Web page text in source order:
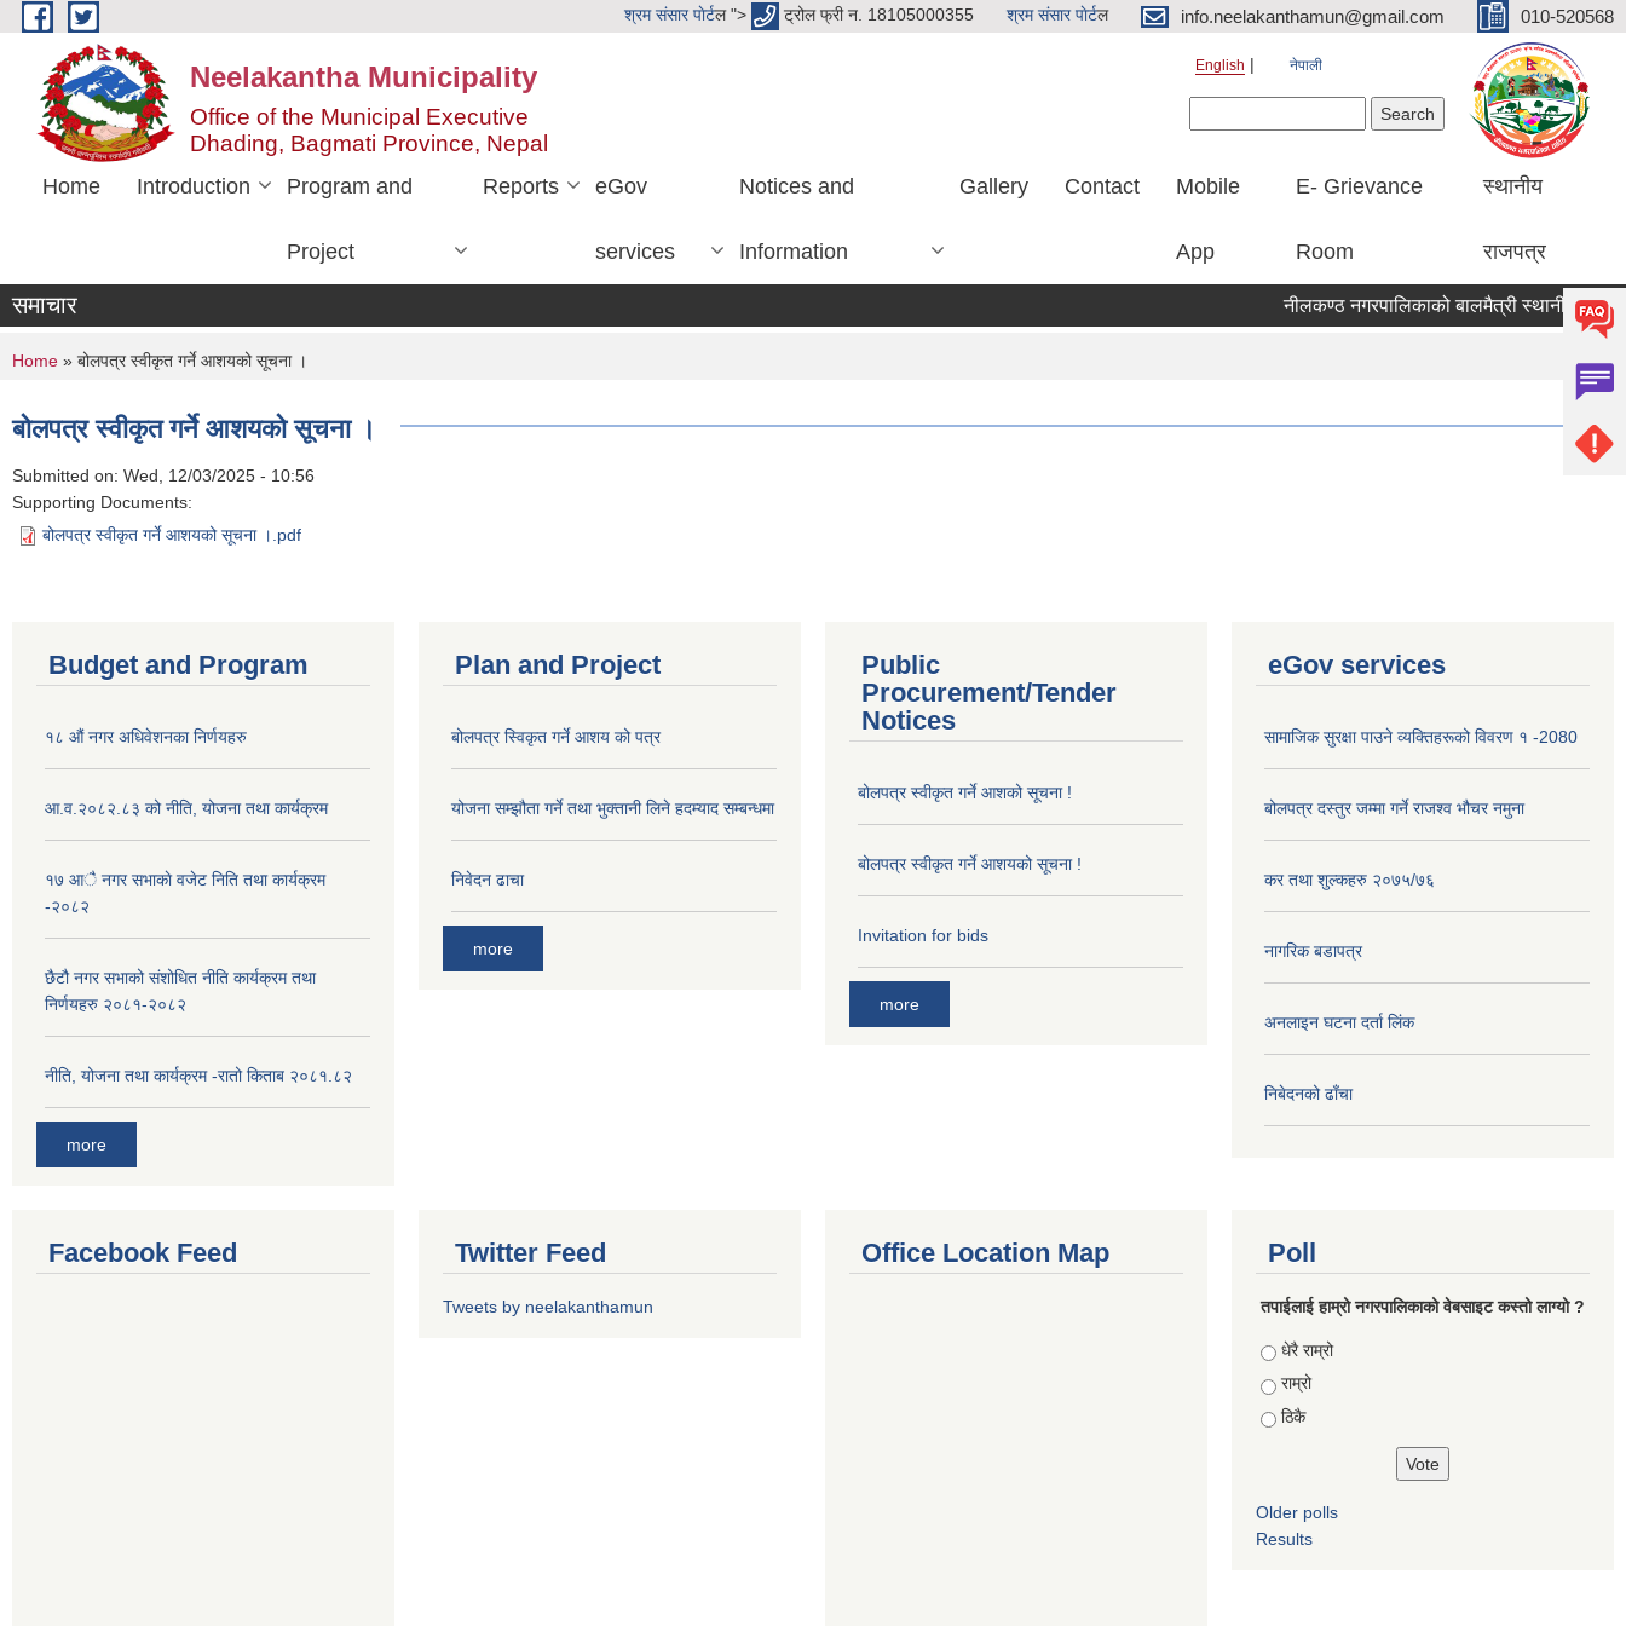
Skip to main content श्रम संसार पाेर्टल "> ट्रोल फ्री न. 18105000355 श्रम संसार पाेर्टल info.neelakanthamun@gmail.com 010-520568
Neelakantha Municipality
Office of the Municipal Executive
Dhading, Bagmati Province, Nepal
English नेपाली
Home Introduction Program and
Project
Reports eGov
services
Notices and
Information
Gallery Contact Mobile
App
E- Grievance
Room
स्थानीय
राजपत्र
समाचार नीलकण्ठ नगरपालिकाको बालमैत्री स्थानीय शासनका
You are here
Home » बोलपत्र स्वीकृत गर्ने आशयको सूचना ।
बोलपत्र स्वीकृत गर्ने आशयको सूचना ।
Submitted on: Wed, 12/03/2025 - 10:56
Supporting Documents:
बोलपत्र स्वीकृत गर्ने आशयको सूचना ।.pdf
Budget and Program
१८ औं नगर अधिवेशनका निर्णयहरु
आ.व.२०८२.८३ को नीति, योजना तथा कार्यक्रम
१७ आै नगर सभाकाे वजेट निति तथा कार्यक्रम
-२०८२
छैटौ नगर सभाको संशोधित नीति कार्यक्रम तथा
निर्णयहरु २०८१-२०८२
नीति, योजना तथा कार्यक्रम -रातो किताब २०८१.८२
more
Plan and Project
बोलपत्र स्विकृत गर्ने आशय को पत्र
योजना सम्झौता गर्ने तथा भुक्तानी लिने हदम्याद सम्बन्धमा
निवेदन ढाचा
more
Public
Procurement/Tender
Notices
बोलपत्र स्वीकृत गर्ने आशको सूचना !
बोलपत्र स्वीकृत गर्ने आशयको सूचना !
Invitation for bids
more
eGov services
सामाजिक सुरक्षा पाउने व्यक्तिहरूको विवरण १ -2080
बोलपत्र दस्तुर जम्मा गर्ने राजश्व भौचर नमुना
कर तथा शुल्कहरु २०७५/७६
नागरिक बडापत्र
अनलाइन घटना दर्ता लिंक
निबेदनको ढाँचा
Facebook Feed Twitter Feed
Tweets by neelakanthamun
Office Location Map Poll
तपाईलाई हाम्रो नगरपालिकाको वेबसाइट कस्तो लाग्यो ?
Choices
धेरै राम्रो
राम्रो
ठिकै
Older polls
Results